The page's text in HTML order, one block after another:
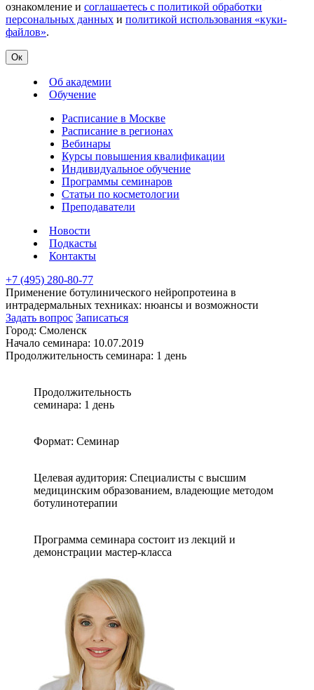
ознакомление и соглашаетесь с политикой обработки
персональных данных и политикой использования «куки-
файлов».
Ок
Об академии
Обучение
Расписание в Москве
Расписание в регионах
Вебинары
Курсы повышения квалификации
Индивидуальное обучение
Программы семинаров
Статьи по косметологии
Преподаватели
Новости
Подкасты
Контакты
+7 (495) 280-80-77
Применение ботулинического нейропротеина в
интрадермальных техниках: нюансы и возможности
Задать вопрос Записаться
Город: Смоленск
Начало семинара: 10.07.2019
Продолжительность семинара: 1 день
Продолжительность
семинара: 1 день
Формат: Семинар
Целевая аудитория: Специалисты с высшим
медицинским образованием, владеющие методом
ботулинотерапии
Программа семинара состоит из лекций и
демонстрации мастер-класса